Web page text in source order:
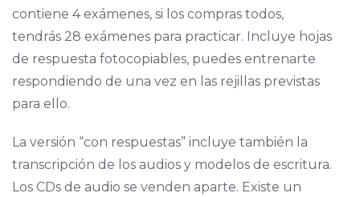
contiene 4 exámenes, si los compras todos,
tendrás 28 exámenes para practicar. Incluye hojas
de respuesta fotocopiables, puedes entrenarte
respondiendo de una vez en las rejillas previstas
para ello.
La versión “con respuestas” incluye también la
transcripción de los audios y modelos de escritura.
Los CDs de audio se venden aparte. Existe un